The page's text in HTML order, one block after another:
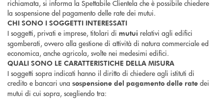
richiamata, si informa la Spettabile Clientela che è possibile chiedere
la sospensione del pagamento delle rate dei mutui.
CHI SONO I SOGGETTI INTERESSATI
I soggetti, privati e imprese, titolari di mutui relativi agli edifici
sgomberati, ovvero alla gestione di attività di natura commerciale ed
economica, anche agricola, svolte nei medesimi edifici.
QUALI SONO LE CARATTERISTICHE DELLA MISURA
I soggetti sopra indicati hanno il diritto di chiedere agli istituti di
credito e bancari una sospensione del pagamento delle rate dei
mutui di cui sopra, scegliendo tra: